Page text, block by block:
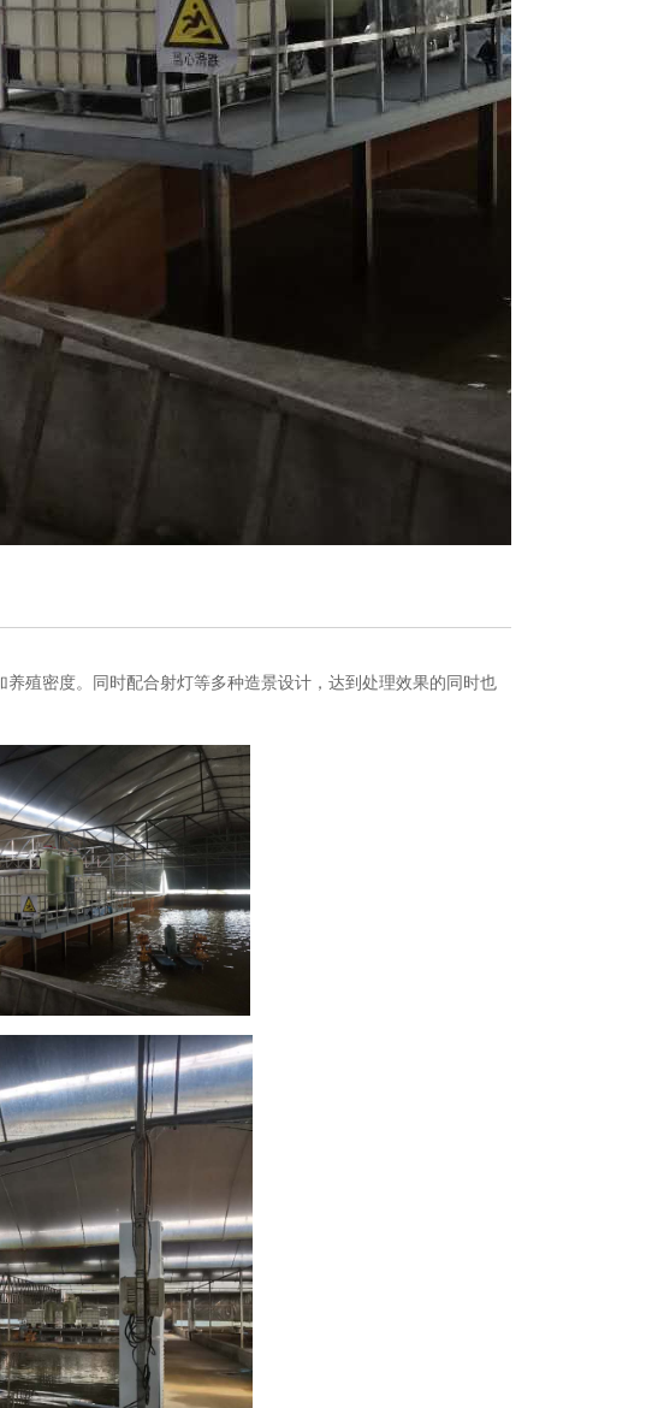
加养殖密度。同时配合射灯等多种造景设计，达到处理效果的同时也